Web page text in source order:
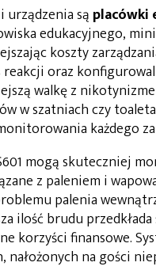
urządzenia są placówki
edukacyjnego,
koszty
reakcji oraz
walkę z
w szatniach czy
każdego
mogą skuteczniej
z paleniem i
palenia
ilość brudu
korzyści finansowe.
na gości